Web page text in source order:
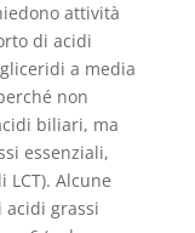
attività
di acidi
a media
non
biliari, ma
essenziali,
LCT). Alcune
grassi